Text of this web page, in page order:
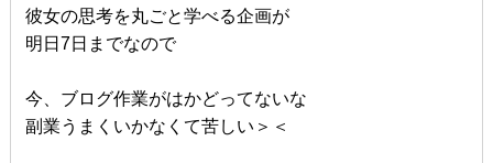
彼女の思考を丸ごと学べる企画が
明日7日までなので
今、ブログ作業がはかどってないな
副業うまくいかなくて苦しい＞＜